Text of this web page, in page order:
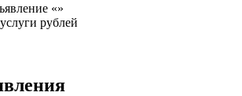
«»
рублей